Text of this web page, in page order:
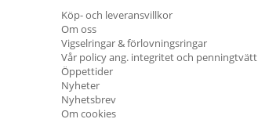
Köp- och leveransvillkor
Om oss
Vigselringar & förlovningsringar
Vår policy ang. integritet och penningtvätt
Öppettider
Nyheter
Nyhetsbrev
Om cookies